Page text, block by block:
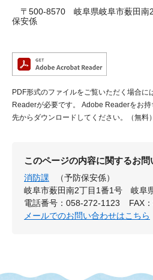
〒500-8570 岐阜県岐阜市薮田
保安係
PDF形式のファイルをご覧いただく場合
Readerが必要です。
Adobe Readerをお持
先からダウンロードしてください。（無料）
このページの内容に関するお問
消防課
（予防保安係）
岐阜市薮田南2丁目1番1号 岐阜
電話番号：058-272-1123
FAX
メールでのお問い合わせはこちら